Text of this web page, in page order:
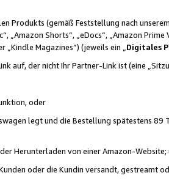
Produkts (gemäß Feststellung nach
Shorts“, „eDocs“, „Amazon Prime
Magazines“) (jeweils ein „ Digitales
auf, der nicht Ihr Partner-Link ist (eine
oder
legt und die Bestellung spätestens 89
Herunterladen von einer Amazon-Website;
oder die Kundin versandt, gestreamt